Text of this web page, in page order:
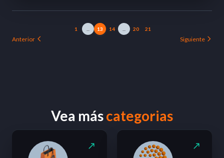
Anterior
1 13 14 20 21
Siguiente
Vea máscategorias